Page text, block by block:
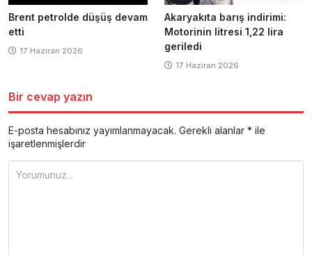
Brent petrolde düşüş devam
etti
17 Haziran 2026
Akaryakıta barış indirimi:
Motorinin litresi 1,22 lira
geriledi
17 Haziran 2026
Bir cevap yazın
E-posta hesabınız yayımlanmayacak. Gerekli alanlar * ile
işaretlenmişlerdir